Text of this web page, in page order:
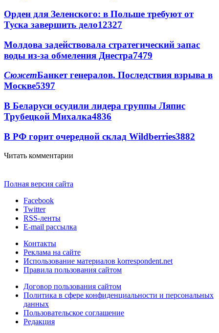
Орден для Зеленского: в Польше требуют от
Туска завершить дело12327
Молдова задействовала стратегический запас
воды из-за обмеления Днестра7479
СюжетБанкет генералов. Последствия взрыва в
Москве5397
В Беларуси осудили лидера группы Ляпис
Трубецкой Михалка4836
В РФ горит очередной склад Wildberries3882
Читать комментарии
Полная версия сайта
Facebook
Twitter
RSS-ленты
E-mail рассылка
Контакты
Реклама на сайте
Использование материалов korrespondent.net
Правила пользования сайтом
Договор пользования сайтом
Политика в сфере конфиденциальности и персональных
данных
Пользовательское соглашение
Редакция